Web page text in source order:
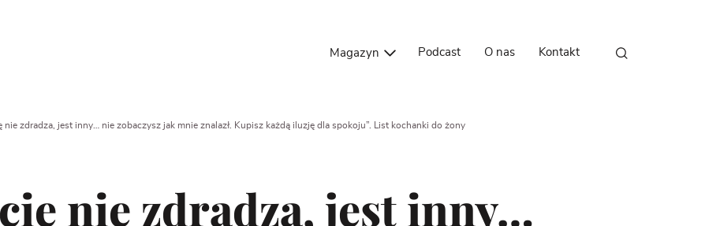
Magazyn
Podcast O nas Kontakt
Przejdź do treści
nie zdradza, jest inny… nie zobaczysz jak mnie znalazł. Kupisz każdą iluzję dla spokoju”. List kochanki do żony
nie zdradza, jest inny…